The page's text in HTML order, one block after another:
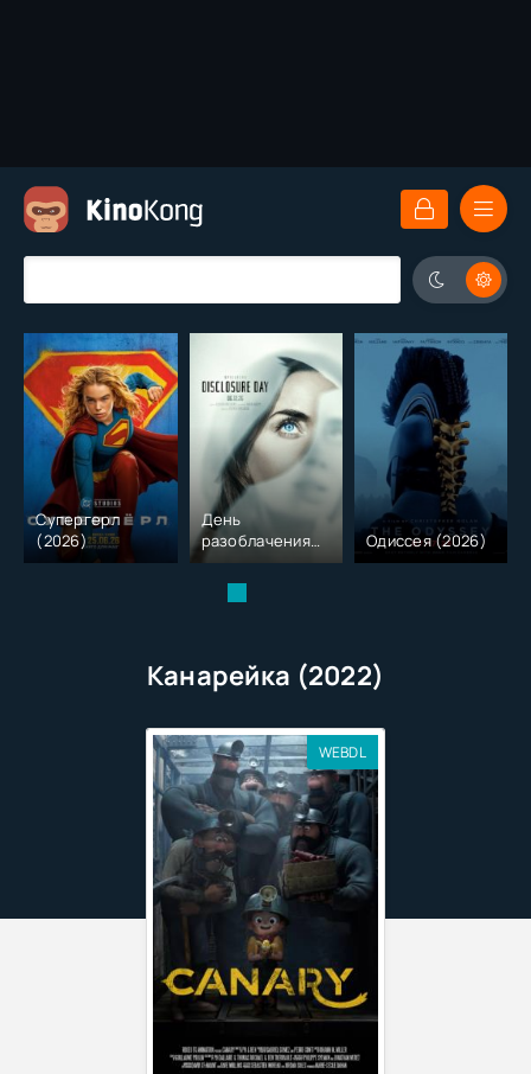
Супергерл
(2026)
День
разоблачения
(2026)
Одиссея (2026)
Канарейка (2022)
WEBDL